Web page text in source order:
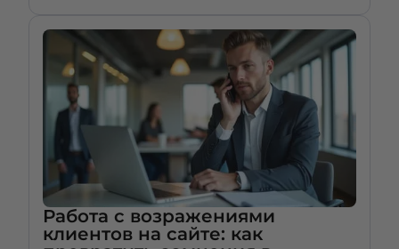
Работа с возражениями
клиентов на сайте: как